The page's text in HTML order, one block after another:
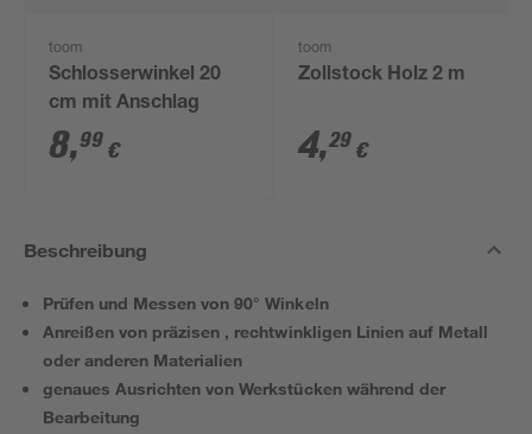
toom
Schlosserwinkel 20
cm mit Anschlag
8,99 €
toom
Zollstock Holz 2 m
4,29 €
Beschreibung
Prüfen und Messen von 90° Winkeln
Anreißen von präzisen , rechtwinkligen Linien auf Metall
oder anderen Materialien
genaues Ausrichten von Werkstücken während der
Bearbeitung